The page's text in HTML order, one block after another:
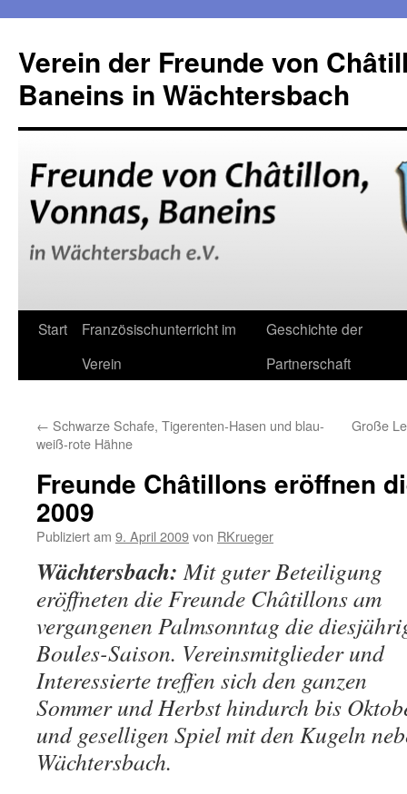
Verein der Freunde von
Baneins in Wächtersbach
Zum
Start
Französischunterricht im
Verein
Geschichte der
Partnerschaft
← Schwarze Schafe, Tigerenten-Hasen und blau-
weiß-rote Hähne
Große
Freunde Châtillons eröffnen
2009
Publiziert am 9. April 2009von RKrueger
Wächtersbach: Mit guter Beteiligung
eröffneten die Freunde Châtillons am
vergangenen Palmsonntag die
Boules-Saison. Vereinsmitglieder und
Interessierte treffen sich den ganzen
Sommer und Herbst hindurch bis
und geselligen Spiel mit den Kugeln
Wächtersbach.